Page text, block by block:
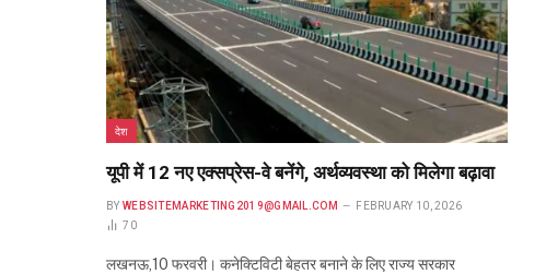
देश
यूपी में 12 नए एक्सप्रेस-वे बनेंगे, अर्थव्यवस्था को मिलेगा बढ़ावा
BY WEBSITEMARKETING2019@GMAIL.COM
FEBRUARY 10, 2026
70
लखनऊ,10 फरवरी। कनेक्टिविटी बेहतर बनाने के लिए राज्य सरकार